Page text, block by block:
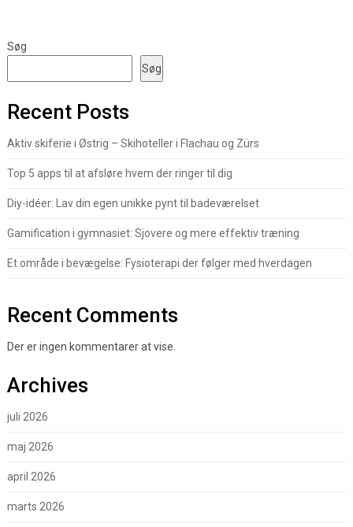
Søg
Søg
Recent Posts
Aktiv skiferie i Østrig – Skihoteller i Flachau og Zürs
Top 5 apps til at afsløre hvem der ringer til dig
Diy-idéer: Lav din egen unikke pynt til badeværelset
Gamification i gymnasiet: Sjovere og mere effektiv træning
Et område i bevægelse: Fysioterapi der følger med hverdagen
Recent Comments
Der er ingen kommentarer at vise.
Archives
juli 2026
maj 2026
april 2026
marts 2026